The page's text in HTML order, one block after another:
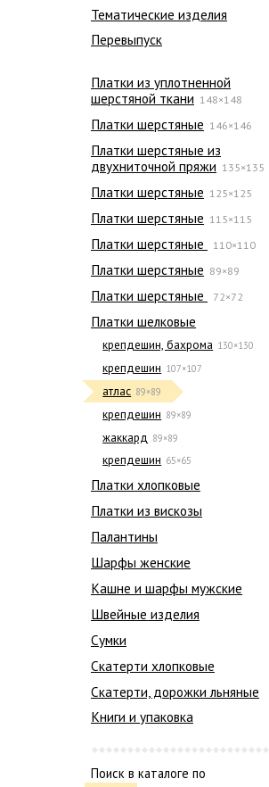
Тематические изделия
Перевыпуск
Платки из уплотненной
шерстяной ткани 148×148
Платки шерстяные 146×146
Платки шерстяные из
двухниточной пряжи 135×135
Платки шерстяные 125×125
Платки шерстяные 115×115
Платки шерстяные 110×110
Платки шерстяные 89×89
Платки шерстяные 72×72
Платки шелковые
крепдешин, бахрома 130×130
крепдешин 107×107
атлас 89×89
крепдешин 89×89
жаккард 89×89
крепдешин 65×65
Платки хлопковые
Платки из вискозы
Палантины
Шарфы женские
Кашне и шарфы мужские
Швейные изделия
Сумки
Скатерти хлопковые
Скатерти, дорожки льняные
Книги и упаковка
Поиск в каталоге по